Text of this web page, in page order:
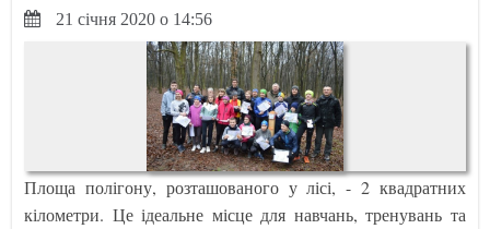
21 січня 2020 о 14:56
Площа полігону, розташованого у лісі, - 2 квадратних
кілометри. Це ідеальне місце для навчань, тренувань та